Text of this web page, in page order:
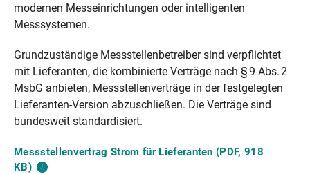
modernen Messeinrichtungen oder intelligenten
Messsystemen.
Grundzuständige Messstellenbetreiber sind verpflichtet
mit Lieferanten, die kombinierte Verträge nach § 9 Abs. 2
MsbG anbieten, Messstellenverträge in der festgelegten
Lieferanten‑Version abzuschließen. Die Verträge sind
bundesweit standardisiert.
Messstellenvertrag Strom für Lieferanten (PDF, 918
KB)